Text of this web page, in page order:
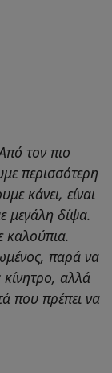
τον πιο
περισσότερη
κάνει, είναι
μεγάλη δίψα.
καλούπια.
παρά να
κίνητρο, αλλά
που πρέπει να